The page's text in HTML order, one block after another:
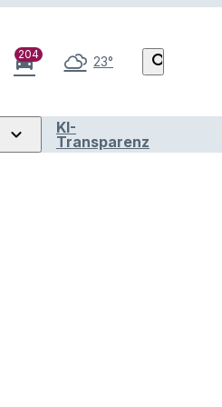
directions_car
204 23° search
KI-
Transparenz